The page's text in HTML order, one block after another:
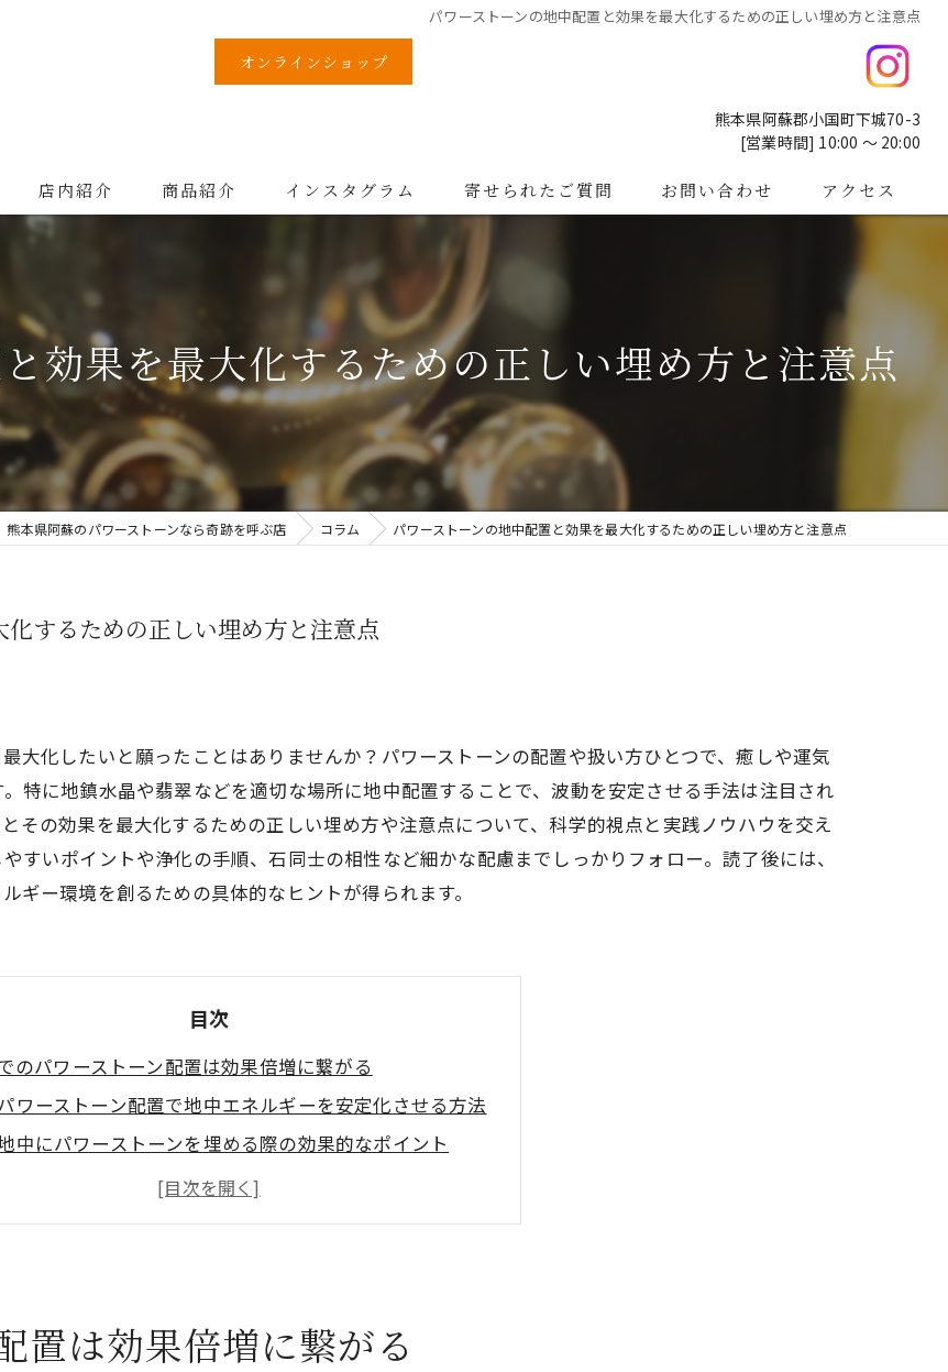
パワーストーンの地中配置と効果を最大化するための正しい埋め方と注意点
オンラインショップ
熊本県阿蘇郡小国町下城70-3
[営業時間] 10:00 ～ 20:00
店内紹介 商品紹介 インスタグラム 寄せられたご質問 お問い合わせ アクセス
効果を最大化するための正しい埋め方と注意点
熊本県阿蘇のパワーストーンなら奇跡を呼ぶ店 コラム パワーストーンの地中配置と効果を最大化するための正しい埋め方と注意点
するための正しい埋め方と注意点
大化したいと願ったことはありませんか？パワーストーンの配置や扱い方ひとつで、癒しや運気
特に地鎮水晶や翡翠などを適切な場所に地中配置することで、波動を安定させる手法は注目され
その効果を最大化するための正しい埋め方や注意点について、科学的視点と実践ノウハウを交え
すいポイントや浄化の手順、石同士の相性など細かな配慮までしっかりフォロー。読了後には、
ギー環境を創るための具体的なヒントが得られます。
目次
のパワーストーン配置は効果倍増に繋がる
ワーストーン配置で地中エネルギーを安定化させる方法
中にパワーストーンを埋める際の効果的なポイント
パワーストーンの地中配置と波動強化の重要性
晶や翡翠の地中配置が運気に与える影響とは
ワーストーンを浄化し運気を高める埋め方のコツ
置は効果倍増に繋がる